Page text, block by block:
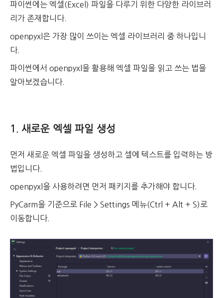
파이썬에는 엑셀(Excel) 파일을 다루기 위한 다양한 라이브러
리가 존재합니다.
openpyxl은 가장 많이 쓰이는 엑셀 라이브러리 중 하나입니
다.
파이썬에서 openpyxl을 활용해 엑셀 파일을 읽고 쓰는 법을
알아보겠습니다.
1. 새로운 엑셀 파일 생성
먼저 새로운 엑셀 파일을 생성하고 셀에 텍스트를 입력하는 방
법입니다.
openpyxl을 사용하려면 먼저 패키지를 추가해야 합니다.
PyCarm을 기준으로 File > Settings 메뉴(Ctrl + Alt + S)로
이동합니다.